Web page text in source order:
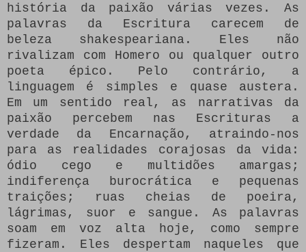
história da paixão várias vezes.
As
palavras da Escritura carecem de
beleza shakespeariana.
Eles não
rivalizam com Homero ou qualquer outro
poeta épico.
Pelo contrário, a
linguagem é simples e quase austera.
Em um sentido real, as narrativas da
paixão percebem nas Escrituras a
verdade da Encarnação, atraindo-nos
para as realidades corajosas da vida:
ódio cego e multidões amargas;
indiferença burocrática e pequenas
traições;
ruas cheias de poeira,
lágrimas, suor e sangue.
As palavras
soam em voz alta hoje, como sempre
fizeram.
Eles despertam naqueles que